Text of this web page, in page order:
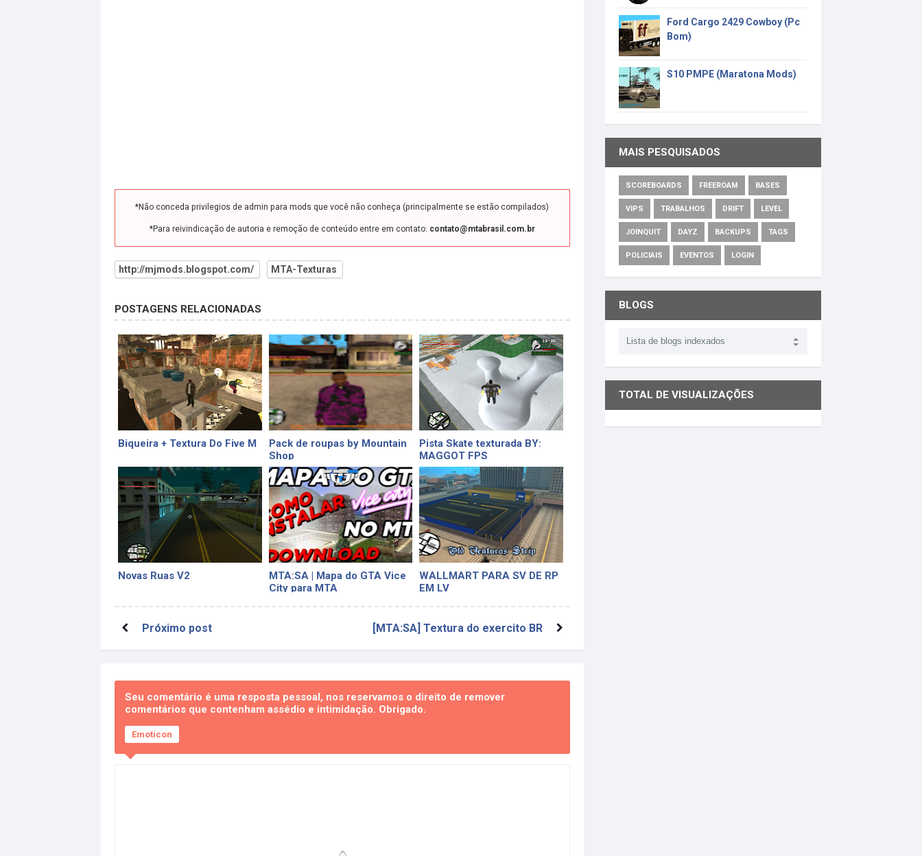
*Não conceda privilegios de admin para mods que você não conheça (principalmente se estão compilados)
*Para reivindicação de autoria e remoção de conteúdo entre em contato: contato@mtabrasil.com.br
http://mjmods.blogspot.com/ MTA-Texturas
POSTAGENS RELACIONADAS
Biqueira + Textura Do Five M
Pack de roupas by Mountain
Shop
Pista Skate texturada BY:
MAGGOT FPS
Novas Ruas V2
MTA:SA | Mapa do GTA Vice
City para MTA
WALLMART PARA SV DE RP
EM LV
Próximo post [MTA:SA] Textura do exercito BR
Seu comentário é uma resposta pessoal, nos reservamos o direito de remover
comentários que contenham assédio e intimidação. Obrigado.
Emoticon
Ford Cargo 2429 Cowboy (Pc
Bom)
S10 PMPE (Maratona Mods)
MAIS PESQUISADOS
SCOREBOARDS FREEROAM BASES
VIPS TRABALHOS DRIFT LEVEL
JOINQUIT DAYZ BACKUPS TAGS
POLICIAIS EVENTOS LOGIN
BLOGS
TOTAL DE VISUALIZAÇÕES